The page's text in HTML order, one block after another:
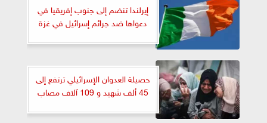
إيرلندا تنضم إلى جنوب إفريقيا في
دعواها ضد جرائم إسرائيل في غزة
حصيلة العدوان الإسرائيلي ترتفع إلى
45 ألف شهيد و 109 آلاف مصاب